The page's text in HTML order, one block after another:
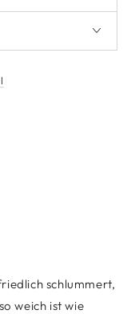
Fenster.
neuen Fenster.
schlummert,
weich ist wie